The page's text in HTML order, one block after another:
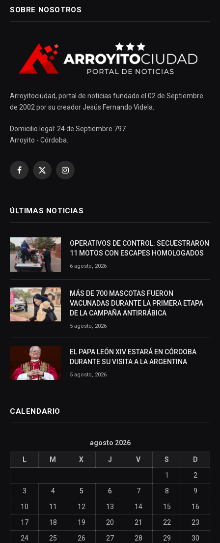
SOBRE NOSOTROS
Arroyitociudad, portal de noticias fundado el 02 de Septiembre
de 2002 por su creador Jesús Fernando Videla.
Domicilio legal: 24 de Septiembre 797.
Arroyito - Córdoba.
Facebook
X
Instagram
ÚLTIMAS NOTICIAS
OPERATIVOS DE CONTROL: SECUESTRARON
11 MOTOS CON ESCAPES HOMOLOGADOS
6 agosto, 2026
MÁS DE 700 MASCOTAS FUERON
VACUNADAS DURANTE LA PRIMERA ETAPA
DE LA CAMPAÑA ANTIRRÁBICA
5 agosto, 2026
EL PAPA LEÓN XIV ESTARÁ EN CÓRDOBA
DURANTE SU VISITA A LA ARGENTINA
5 agosto, 2026
CALENDARIO
agosto 2026
L M X J V S
D
1
2
3
4 5 6 7 8
9
10
11 12 13 14 15
16
17
18 19 20 21 22
23
24
25 26 27 28 29 30